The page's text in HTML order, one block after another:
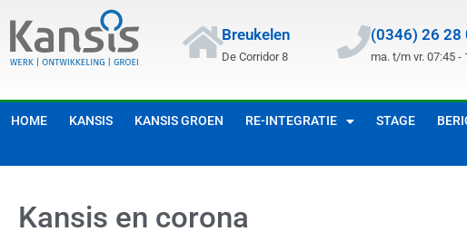
Breukelen
De Corridor 8
(0346) 26 28
ma. t/m vr. 07:45 -
HOME KANSIS KANSIS GROEN RE-INTEGRATIE STAGE
Kansis en corona